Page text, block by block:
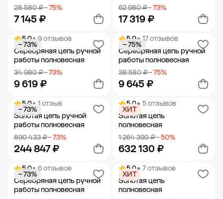
28 580 ₽− 75%
7 145 ₽
Добавить в корзину
62 980 ₽− 73%
17 319 ₽
Добавить в корзину
5.0• 9 отзывов
Серебряная цепь ручной
работы полновесная
34 980 ₽− 73%
9 619 ₽
− 73%
Добавить в корзину
5.0• 17 отзывов
Серебряная цепь ручной
работы полновесная
38 580 ₽− 75%
9 645 ₽
− 75%
Добавить в корзину
5.0• 1 отзыв
Золотая цепь ручной
работы полновесная
890 433 ₽− 73%
244 847 ₽
− 73%
Добавить в корзину
5.0• 5 отзывов
Золотая цепь
полновесная
1 264 390 ₽− 50%
632 130 ₽
ХИТ
Добавить в корзину
5.0• 6 отзывов
Серебряная цепь ручной
работы полновесная
− 73%
5.0• 7 отзывов
Золотая цепь
полновесная
ХИТ